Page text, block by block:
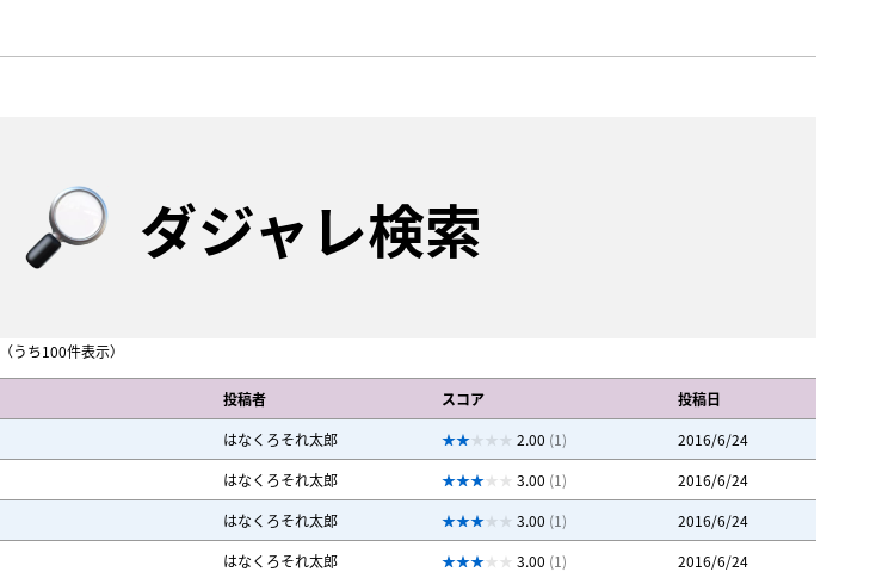
ダジャレ検索
（うち100件表示）
投稿者 スコア
投稿日
はなくろそれ太郎 2.00 (1)
2016/6/24
はなくろそれ太郎 3.00 (1)
2016/6/24
はなくろそれ太郎 3.00 (1)
2016/6/24
はなくろそれ太郎 3.00 (1)
2016/6/24